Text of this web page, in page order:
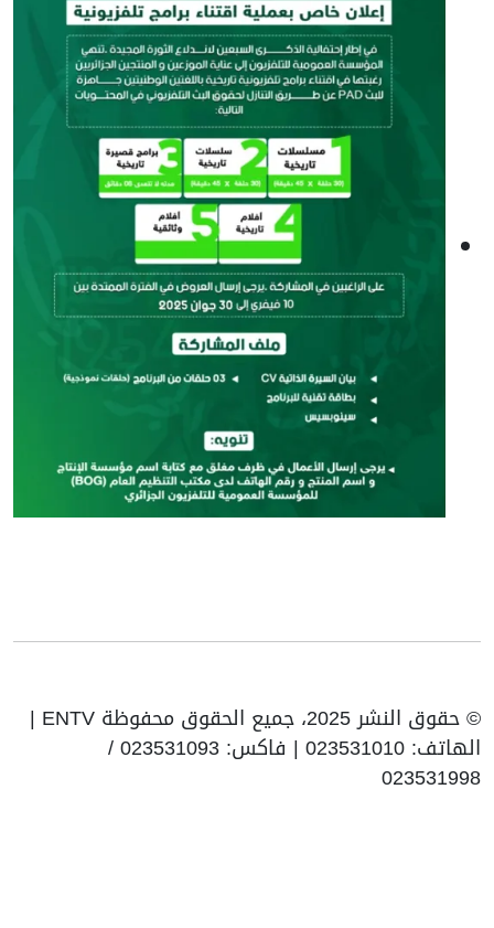
© حقوق النشر 2025، جميع الحقوق محفوظة ENTV |
الهاتف: 023531010 | فاكس: 023531093 /